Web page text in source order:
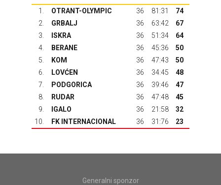
1. OTRANT-OLYMPIC 36 81:31
74
2.
GRBALJ 36 63:42
67
3.
ISKRA 36 51:34
64
4.
BERANE 36 45:36
50
5.
KOM 36 47:43
50
6.
LOVĆEN 36 34:45
48
7.
PODGORICA 36 39:46
47
8.
RUDAR 36 47:48
45
9.
IGALO 36 21:58
32
10.
FK INTERNACIONAL 36 31:76 23
Generalni sponzor